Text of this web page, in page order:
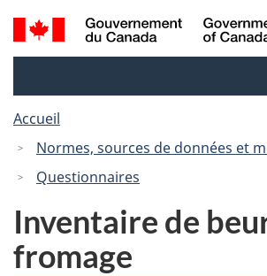
Passer
au
Passer
à
Recherche
et
Accueil
Normes, sources de données et
Questionnaires
Inventaire de
fromage